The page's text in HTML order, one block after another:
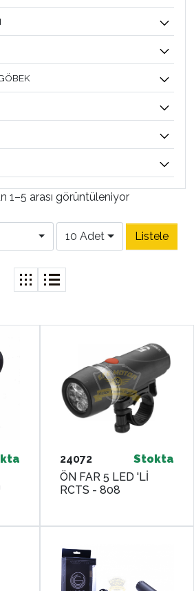
1–5 arası görüntüleniyor
10 Adet
24072
Stokta
ÖN FAR 5 LED 'Lİ
RCTS - 808